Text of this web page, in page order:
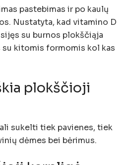
pastebimas ir po kaulų
Nustatyta, kad vitamino D
su burnos plokščiąja
su kitomis formomis kol kas
plokščioji
sukelti tiek pavienes, tiek
dėmes bei bėrimus.